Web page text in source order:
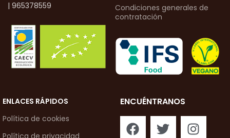
| 965378559
Condiciones generales de
contratación
ENLACES RÁPIDOS
Política de cookies
ENCUÉNTRANOS